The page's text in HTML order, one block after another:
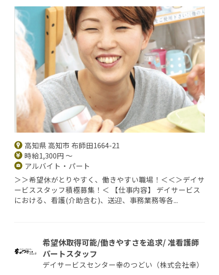
高知県 高知市 布師田1664-21
時給1,300円 ～
アルバイト・パート
＞＞希望休がとりやすく、働きやすい職場！＜＜＞デイサ
ービススタッフ積極募集！＜ 【仕事内容】 デイサービス
における、看護(介助含む)、送迎、事務業務等各...
希望休取得可能/働きやすさを追求/ 准看護師
パートスタッフ
デイサービスセンター幸のつどい（株式会社幸）